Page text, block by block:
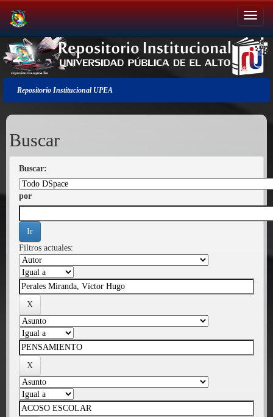
Salir
de
la
navegación
Repositorio Institucional UPEA
Buscar
Buscar:
por
Filtros actuales: